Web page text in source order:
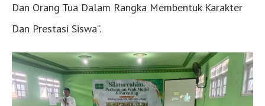
Dan Orang Tua Dalam Rangka Membentuk Karakter
Dan Prestasi Siswa”.